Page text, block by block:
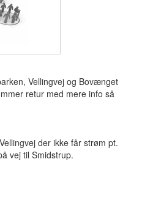
Vellingvej og Bovænget
retur med mere info så
der ikke får strøm pt.
vej til Smidstrup.